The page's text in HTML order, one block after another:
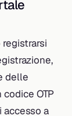
delle
OTP
accesso a